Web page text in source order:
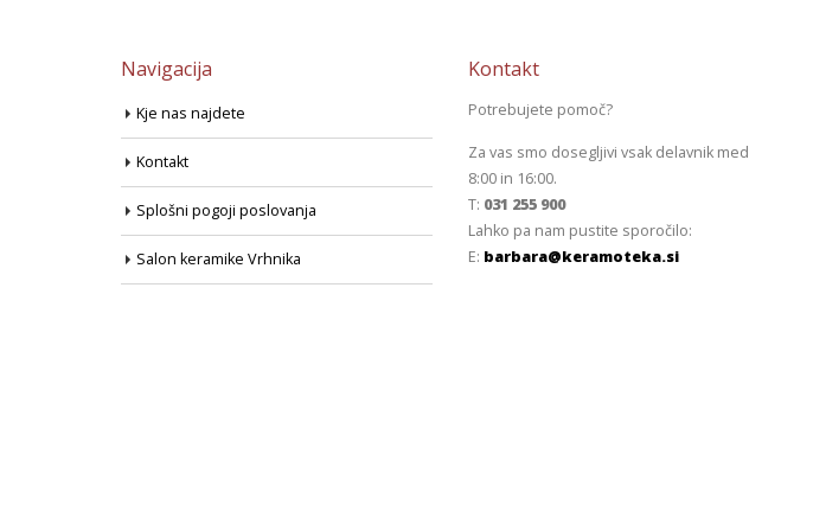
Navigacija
Kje nas najdete
Kontakt
Splošni pogoji poslovanja
Salon keramike Vrhnika
Kontakt
Potrebujete pomoč?
Za vas smo dosegljivi vsak delavnik med
8:00 in 16:00.
T: 031 255 900
Lahko pa nam pustite sporočilo:
E: barbara@keramoteka.si